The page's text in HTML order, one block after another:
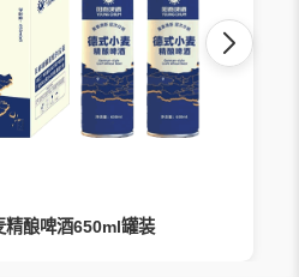
精酿啤酒650ml罐装